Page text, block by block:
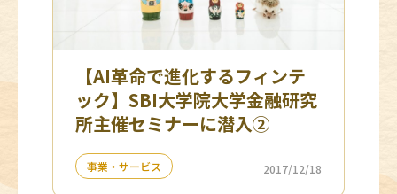
【AI革命で進化するフィンテ
ック】SBI大学院大学金融研究
所主催セミナーに潜入②
事業・サービス 2017/12/18